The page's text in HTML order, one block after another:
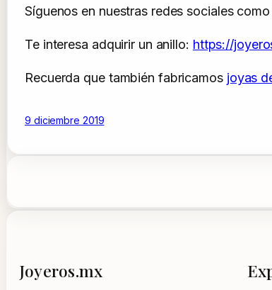
Síguenos en nuestras redes sociales
Te interesa adquirir un anillo: https://
Recuerda que también fabricamos joyas
9 diciembre 2019
Joyeros.mx